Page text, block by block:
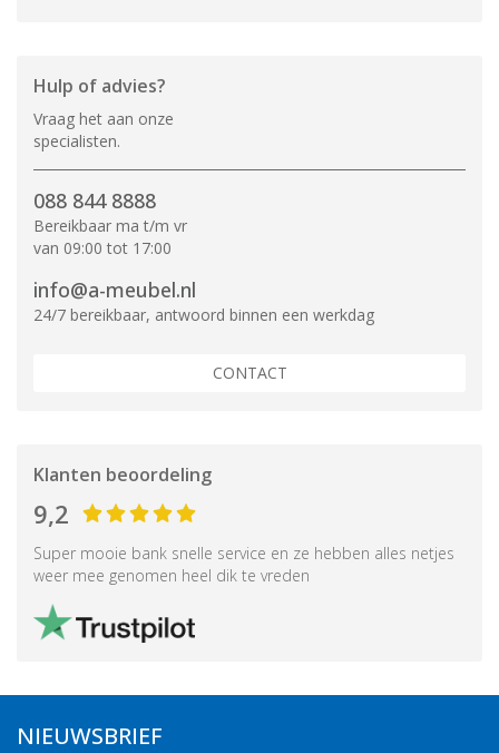
Hulp of advies?
Vraag het aan onze
specialisten.
088 844 8888
Bereikbaar ma t/m vr
van 09:00 tot 17:00
info@a-meubel.nl
24/7 bereikbaar, antwoord binnen een werkdag
CONTACT
Klanten beoordeling
9,2
Super mooie bank snelle service en ze hebben alles netjes
weer mee genomen heel dik te vreden
NIEUWSBRIEF